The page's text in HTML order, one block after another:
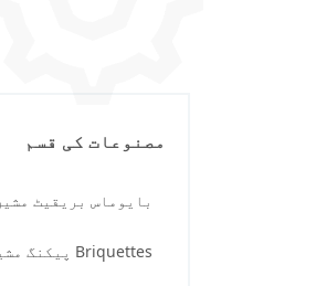
مصنوعات کی قسم
بایوماس بریقیٹ
Briquettes پیکنگ مشین